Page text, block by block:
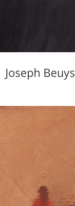
Joseph Beuys